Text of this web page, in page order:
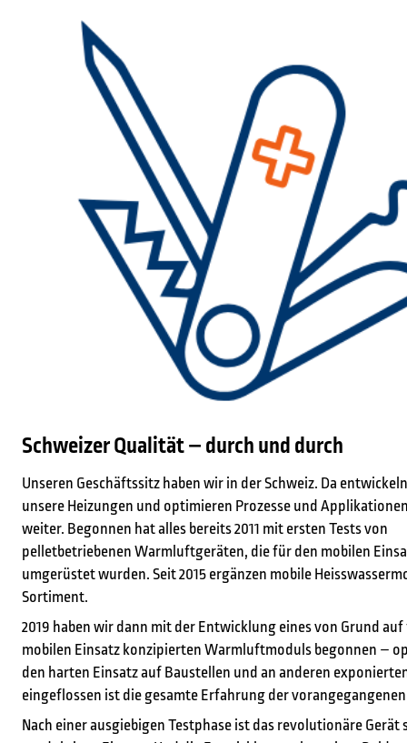
Schweizer Qualität – durch und durch
Unseren Geschäftssitz haben wir in der Schweiz. Da
unsere Heizungen und optimieren Prozesse und
weiter. Begonnen hat alles bereits 2011 mit ersten Tests von
pelletbetriebenen Warmluftgeräten, die für den mobilen
umgerüstet wurden. Seit 2015 ergänzen mobile
Sortiment.
2019 haben wir dann mit der Entwicklung eines von Grund
mobilen Einsatz konzipierten Warmluftmoduls begonnen –
den harten Einsatz auf Baustellen und an anderen
eingeflossen ist die gesamte Erfahrung der
Nach einer ausgiebigen Testphase ist das revolutionäre Gerät